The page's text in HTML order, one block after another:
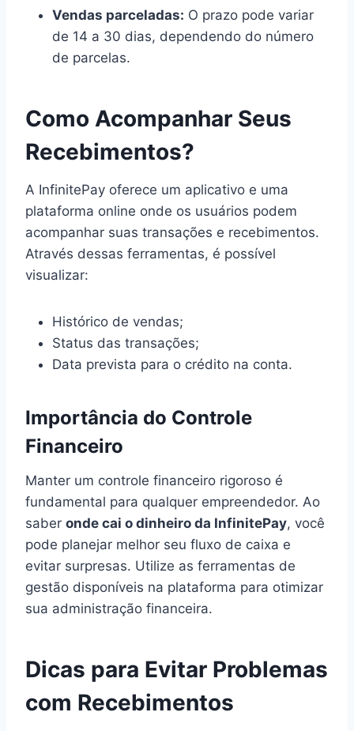
Vendas parceladas: O prazo pode variar
de 14 a 30 dias, dependendo do número
de parcelas.
Como Acompanhar Seus
Recebimentos?
A InfinitePay oferece um aplicativo e uma
plataforma online onde os usuários podem
acompanhar suas transações e recebimentos.
Através dessas ferramentas, é possível
visualizar:
Histórico de vendas;
Status das transações;
Data prevista para o crédito na conta.
Importância do Controle
Financeiro
Manter um controle financeiro rigoroso é
fundamental para qualquer empreendedor. Ao
saber onde cai o dinheiro da InfinitePay, você
pode planejar melhor seu fluxo de caixa e
evitar surpresas. Utilize as ferramentas de
gestão disponíveis na plataforma para otimizar
sua administração financeira.
Dicas para Evitar Problemas
com Recebimentos